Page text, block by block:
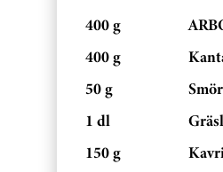
400 g
400 g
50 g
Smör
1 dl
150 g